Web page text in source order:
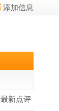
添加信息
最新点评